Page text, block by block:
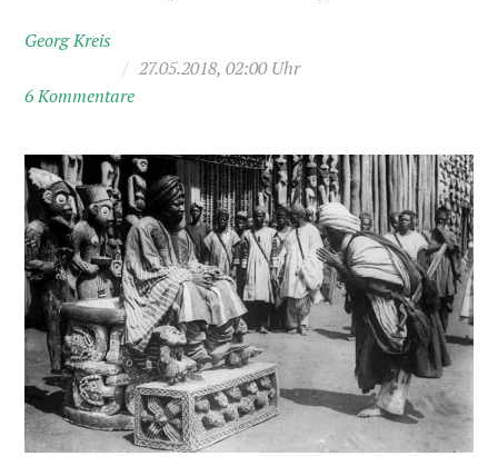
Georg Kreis
/ 27.05.2018, 02:00 Uhr
6 Kommentare